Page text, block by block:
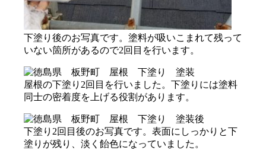
下塗り後のお写真です。塗料が吸いこまれて残って
いない箇所があるので2回目を行います。
屋根の下塗り2回目を行いました。下塗りには塗料
同士の密着度を上げる役割があります。
下塗り2回目後のお写真です。表面にしっかりと下
塗りが残り、淡く飴色になっていました。